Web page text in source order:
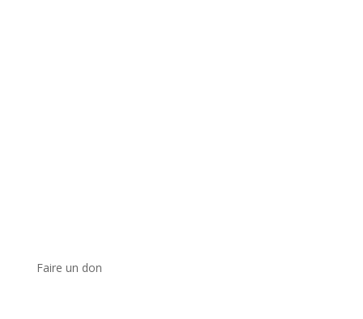
Faire un don